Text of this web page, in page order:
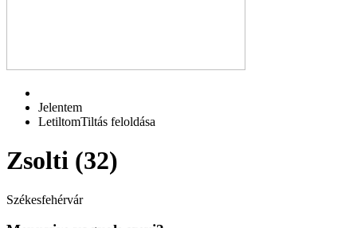
Jelentem
LetiltomTiltás feloldása
Zsolti (32)
Székesfehérvár